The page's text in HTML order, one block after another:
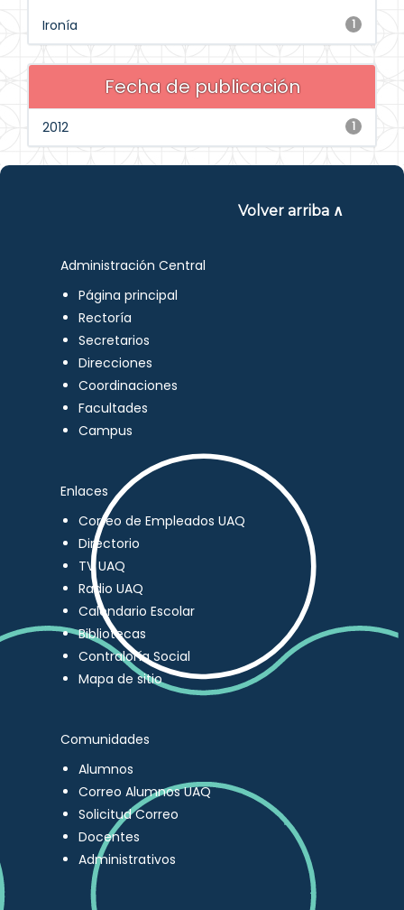
1
Ironía
Fecha de publicación
1
2012
Volver arriba ∧
Administración Central
Página principal
Rectoría
Secretarios
Direcciones
Coordinaciones
Facultades
Campus
Enlaces
Correo de Empleados UAQ
Directorio
TV UAQ
Radio UAQ
Calendario Escolar
Bibliotecas
Contraloría Social
Mapa de sitio
Comunidades
Alumnos
Correo Alumnos UAQ
Solicitud Correo
Docentes
Administrativos